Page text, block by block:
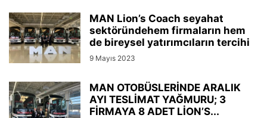
MAN Lion’s Coach seyahat
sektöründehem firmaların hem
de bireysel yatırımcıların tercihi
9 Mayıs 2023
MAN OTOBÜSLERİNDE ARALIK
AYI TESLİMAT YAĞMURU; 3
FİRMAYA 8 ADET LİON’S...